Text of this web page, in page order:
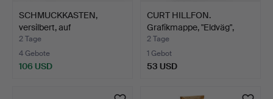
SCHMUCKKASTEN,
versilbert, auf
Tatzenfüßen…
2 Tage
4 Gebote
106 USD
CURT HILLFON.
Grafikmappe, "Eldväg",
signi…
2 Tage
1 Gebot
53 USD